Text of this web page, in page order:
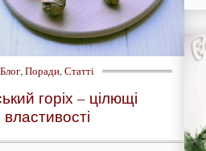
Блог,Поради,Статті
горіх – цілющі
властивості